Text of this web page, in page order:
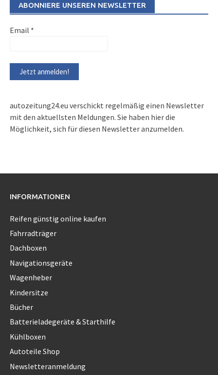
ABONNIERE UNSEREN NEWSLETTER
Email *
autozeitung24.eu verschickt regelmäßig einen Newsletter
mit den aktuellsten Meldungen. Sie haben hier die
Möglichkeit, sich für diesen Newsletter anzumelden.
INFORMATIONEN
Reifen günstig online kaufen
Fahrradträger
Dachboxen
Navigationsgeräte
Wagenheber
Kindersitze
Bücher
Batterieladegeräte & Starthilfe
Kühlboxen
Autoteile Shop
Newsletteranmeldung